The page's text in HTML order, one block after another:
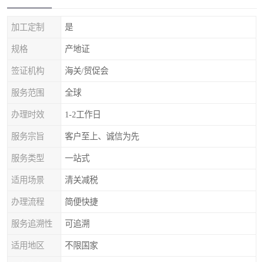
加工定制 是
规格 产地证
签证机构 海关/贸促会
服务范围 全球
办理时效 1-2工作日
服务宗旨 客户至上、诚信为先
服务类型 一站式
适用场景 清关减税
办理流程 简便快捷
服务追溯性 可追溯
适用地区 不限国家